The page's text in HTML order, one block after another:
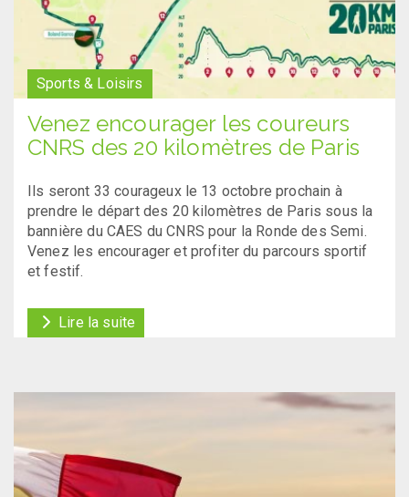
Sports & Loisirs
Venez encourager les coureurs
CNRS des 20 kilomètres de Paris
Ils seront 33 courageux le 13 octobre prochain à
prendre le départ des 20 kilomètres de Paris sous la
bannière du CAES du CNRS pour la Ronde des Semi.
Venez les encourager et profiter du parcours sportif
et festif.
Lire la suite